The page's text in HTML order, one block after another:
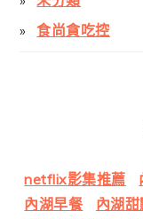
食尚貪吃控
netflix影集推薦
內湖早餐
內湖甜